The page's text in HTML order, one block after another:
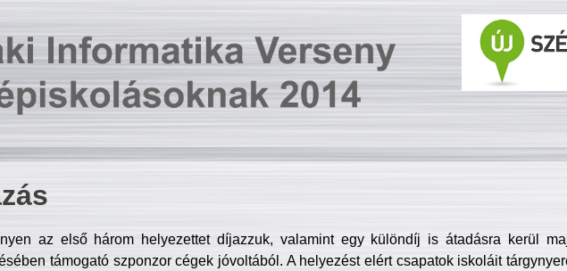
az első három helyezettet díjazzuk, valamint egy különdíj is átadásra kerül
támogató szponzor cégek jóvoltából. A helyezést elért csapatok iskoláit